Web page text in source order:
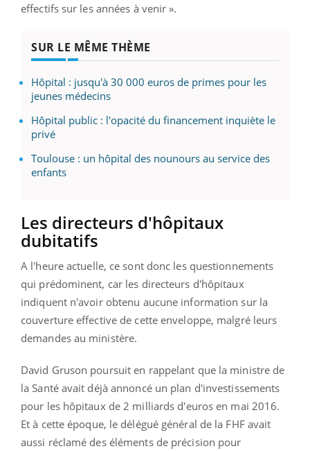
effectifs sur les années à venir ».
SUR LE MÊME THÈME
Hôpital : jusqu'à 30 000 euros de primes pour les
jeunes médecins
Hôpital public : l'opacité du financement inquiète le
privé
Toulouse : un hôpital des nounours au service des
enfants
Les directeurs d'hôpitaux
dubitatifs
A l'heure actuelle, ce sont donc les questionnements
qui prédominent, car les directeurs d'hôpitaux
indiquent n'avoir obtenu aucune information sur la
couverture effective de cette enveloppe, malgré leurs
demandes au ministère.
David Gruson poursuit en rappelant que la ministre de
la Santé avait déjà annoncé un plan d'investissements
pour les hôpitaux de 2 milliards d'euros en mai 2016.
Et à cette époque, le délégué général de la FHF avait
aussi réclamé des éléments de précision pour